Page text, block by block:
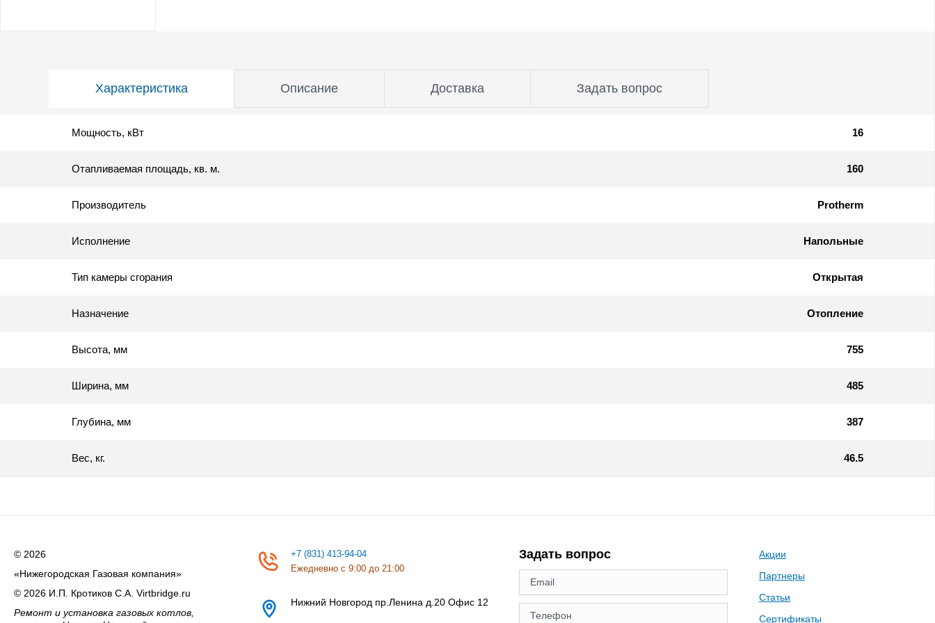
Характеристика Описание Доставка Задать вопрос
Мощность, кВт 16
Отапливаемая площадь, кв. м. 160
Производитель Protherm
Исполнение Напольные
Тип камеры сгорания Открытая
Назначение Отопление
Высота, мм 755
Ширина, мм 485
Глубина, мм 387
Вес, кг. 46.5
© 2026
«Нижегородская Газовая компания»
© 2026 И.П. Кротиков С.А. Virtbridge.ru
Ремонт и установка газовых котлов,
+7 (831) 413-94-04
Ежедневно с 9:00 до 21:00
Нижний Новгород пр.Ленина д.20 Офис 12
Задать вопрос
Акции
Партнеры
Статьи
Сертификаты